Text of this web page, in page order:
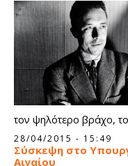
τον ψηλότερο βράχο,
Αιγαίου, τον Κάλαμο
ακτή της Αφροδίτης
ταξιδιών στις
28/04/2015 - 15:49
Σύσκεψη στο
Αιγαίου